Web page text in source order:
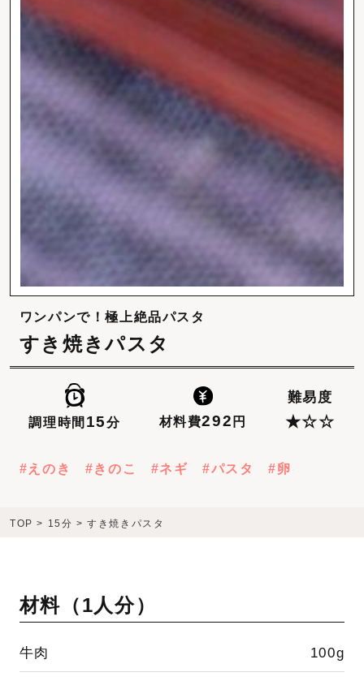
ワンパンで！極上絶品パスタ
すき焼きパスタ
調理時間 15分 材料費292 円
難易度
★☆☆
えのき きのこ ネギ パスタ 卵
TOP > 15分 >すき焼きパスタ
材料（1人分）
牛肉 100g